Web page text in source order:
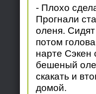
- Плохо
Прогнали
оленя. Сидят
потом
нарте Сэкен
бешеный
скакать и
домой.